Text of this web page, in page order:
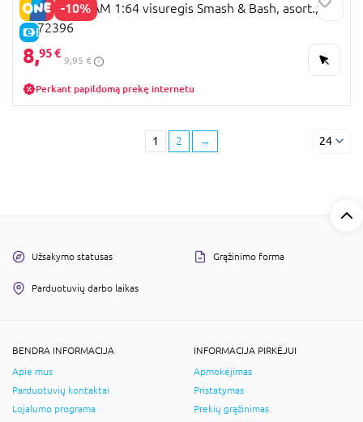
-10%
E-KAINA
MONSTER JAM 1:64 visuregis Smash & Bash, asort.,
6072396
8,95 €
9,95 €
Perkant papildomą prekę internetu
1 2 → 24
Užsakymo statusas Grąžinimo forma
Parduotuvių darbo laikas
BENDRA INFORMACIJA
Apie mus
Parduotuvių kontaktai
Lojalumo programa
INFORMACIJA PIRKĖJUI
Apmokėjimas
Pristatymas
Prekių grąžinimas